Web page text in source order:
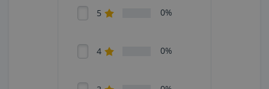
5 0%
4 0%